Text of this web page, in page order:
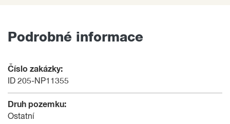
Podrobné informace
Číslo zakázky:
ID 205-NP11355
Druh pozemku:
Ostatní